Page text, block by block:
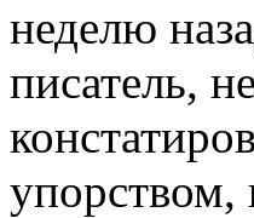
неделю
писатель,
упорством,